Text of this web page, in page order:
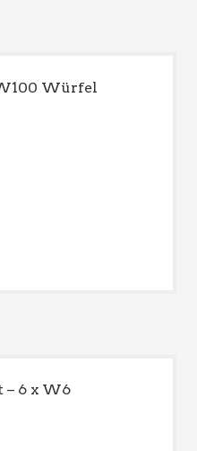
Würfel
– 6 x W6